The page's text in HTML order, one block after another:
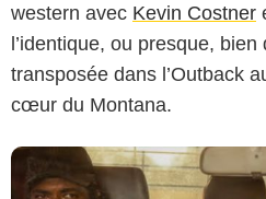
western avec Kevin Costner
l’identique, ou presque,
transposée dans l’Outback
cœur du Montana.